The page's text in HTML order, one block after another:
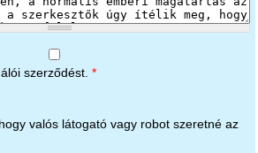
szerződést. *
valós látogató vagy robot szeretné az